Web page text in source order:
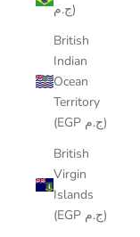
ج.م)
British
Indian
Ocean
Territory
(EGP ج.م)
British
Virgin
Islands
(EGP ج.م)